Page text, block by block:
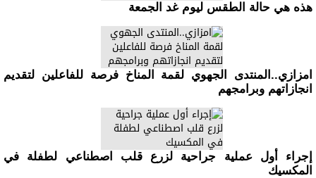
هذه هي حالة الطقس ليوم غد الجمعة
امزازي..المنتدى الجهوي لقمة المناخ فرصة للفاعلين لتقديم
انجازاتهم وبرامجهم
إجراء أول عملية جراحية لزرع قلب اصطناعي لطفلة في
المكسيك